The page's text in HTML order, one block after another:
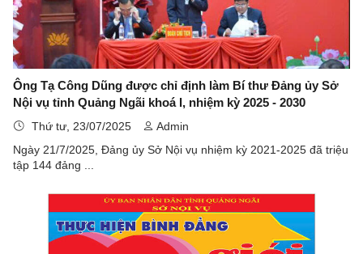
Ông Tạ Công Dũng được chỉ định làm Bí thư Đảng ủy Sở
Nội vụ tỉnh Quảng Ngãi khoá I, nhiệm kỳ 2025 - 2030
Thứ tư, 23/07/2025
Admin
Ngày 21/7/2025, Đảng ủy Sở Nội vụ nhiệm kỳ 2021-2025 đã triệu
tập 144 đảng ...